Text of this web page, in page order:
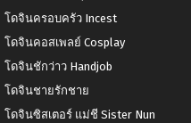
โดจินครอบครัว Incest
โดจินคอสเพลย์ Cosplay
โดจินชักว่าว Handjob
โดจินชายรักชาย
โดจินซิสเตอร์ แม่ชี Sister Nun